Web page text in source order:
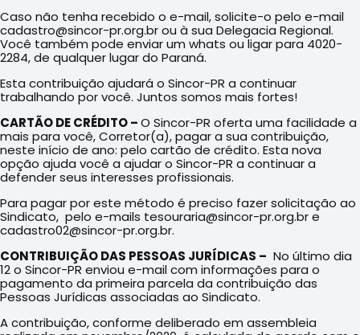
Caso não tenha recebido o e-mail, solicite-o pelo e-mail
cadastro@sincor-pr.org.br ou à sua Delegacia Regional.
Você também pode enviar um whats ou ligar para 4020-
2284, de qualquer lugar do Paraná.
Esta contribuição ajudará o Sincor-PR a continuar
trabalhando por você. Juntos somos mais fortes!
CARTÃO DE CRÉDITO –O Sincor-PR oferta uma facilidade a
mais para você, Corretor(a), pagar a sua contribuição,
neste início de ano: pelo cartão de crédito. Esta nova
opção ajuda você a ajudar o Sincor-PR a continuar a
defender seus interesses profissionais.
Para pagar por este método é preciso fazer solicitação ao
Sindicato, pelo e-mails tesouraria@sincor-pr.org.br e
cadastro02@sincor-pr.org.br.
CONTRIBUIÇÃO DAS PESSOAS JURÍDICAS – No último dia
12 o Sincor-PR enviou e-mail com informações para o
pagamento da primeira parcela da contribuição das
Pessoas Jurídicas associadas ao Sindicato.
A contribuição, conforme deliberado em assembleia